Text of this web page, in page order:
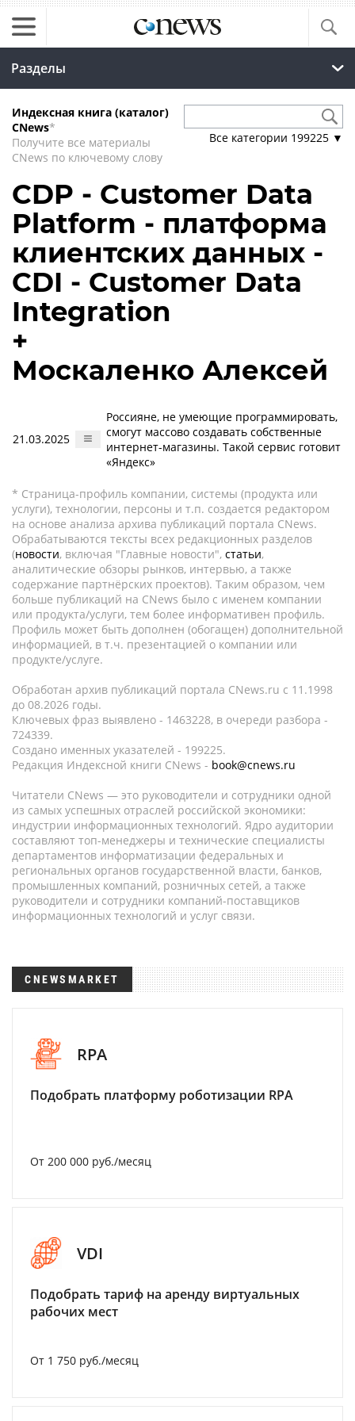
Разделы
Индексная книга (каталог)
CNews*
Получите все материалы
CNews по ключевому слову
Все категории 199225 ▼
CDP - Customer Data
Platform - платформа
клиентских данных -
CDI - Customer Data
Integration
+
Москаленко Алексей
21.03.2025
Россияне, не умеющие программировать,
смогут массово создавать собственные
интернет-магазины. Такой сервис готовит
«Яндекс»
* Страница-профиль компании, системы (продукта или
услуги), технологии, персоны и т.п. создается редактором
на основе анализа архива публикаций портала CNews.
Обрабатываются тексты всех редакционных разделов
(новости, включая "Главные новости", статьи,
аналитические обзоры рынков, интервью, а также
содержание партнёрских проектов). Таким образом, чем
больше публикаций на CNews было с именем компании
или продукта/услуги, тем более информативен профиль.
Профиль может быть дополнен (обогащен) дополнительной
информацией, в т.ч. презентацией о компании или
продукте/услуге.
Обработан архив публикаций портала CNews.ru c 11.1998
до 08.2026 годы.
Ключевых фраз выявлено - 1463228, в очереди разбора -
724339.
Создано именных указателей - 199225.
Редакция Индексной книги CNews - book@cnews.ru
Читатели CNews — это руководители и сотрудники одной
из самых успешных отраслей российской экономики:
индустрии информационных технологий. Ядро аудитории
составляют топ-менеджеры и технические специалисты
департаментов информатизации федеральных и
региональных органов государственной власти, банков,
промышленных компаний, розничных сетей, а также
руководители и сотрудники компаний-поставщиков
информационных технологий и услуг связи.
CNEWSMARKET
RPA
Подобрать платформу роботизации RPA
От 200 000 руб./месяц
VDI
Подобрать тариф на аренду виртуальных
рабочих мест
От 1 750 руб./месяц